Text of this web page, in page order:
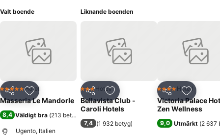
Valt boende
Dela Lägg till i Mina Favoriter
5 StjärnorHotell
Masseria Le Mandorle
8,4 Väldigt bra (213 betyg
Ugento, Italien
Liknande boenden
Dela Lägg till i Mina Favoriter
3 Stjärnor
Hotell
Bellavista Club -
Caroli Hotels
7,4 (1 932 betyg)
Dela Lägg till
4 StjärnorHotell
Victoria Palace
Zen Wellness
9,0 Utmärkt (2 637